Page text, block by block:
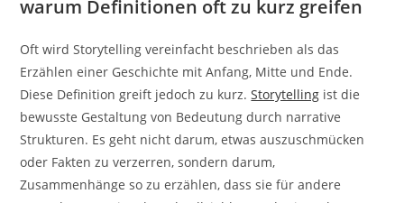
warum Definitionen oft zu kurz greifen
Oft wird Storytelling vereinfacht beschrieben als das
Erzählen einer Geschichte mit Anfang, Mitte und Ende.
Diese Definition greift jedoch zu kurz.Storytelling ist die
bewusste Gestaltung von Bedeutung durch narrative
Strukturen. Es geht nicht darum, etwas auszuschmücken
oder Fakten zu verzerren, sondern darum,
Zusammenhänge so zu erzählen, dass sie für andere